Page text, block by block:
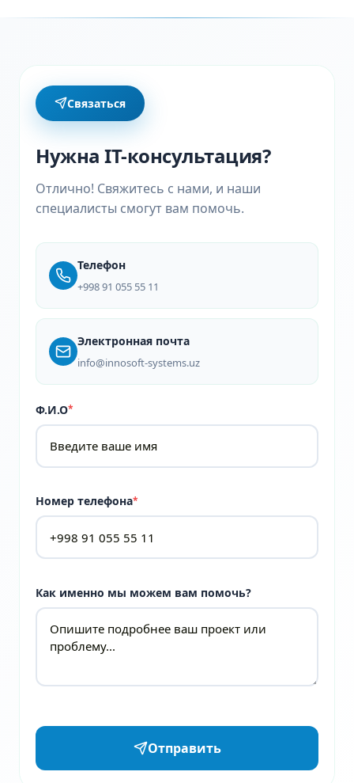
Связаться
Нужна IT-консультация?
Отлично! Свяжитесь с нами, и наши
специалисты смогут вам помочь.
Телефон
+998 91 055 55 11
Электронная почта
info@innosoft-systems.uz
Ф.И.О*
Номер телефона*
Как именно мы можем вам помочь?
Отправить